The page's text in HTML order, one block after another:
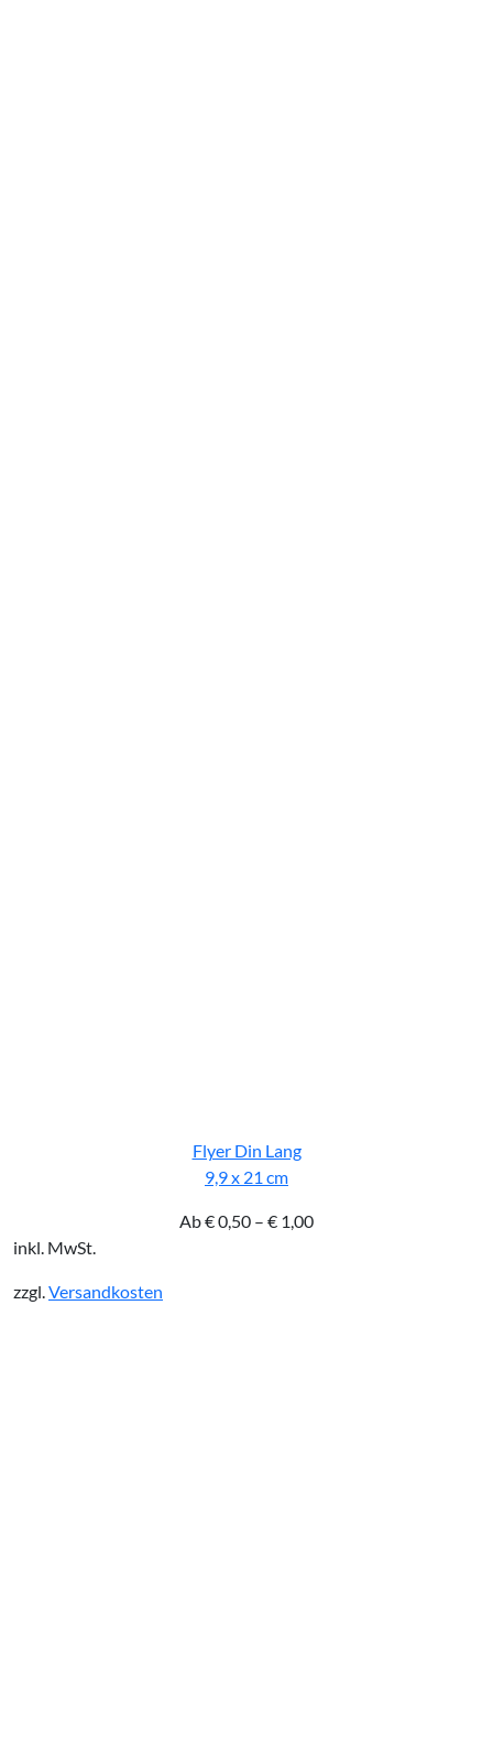
Flyer Din Lang
9,9 x 21 cm
Ab€0,50 – € 1,00
inkl. MwSt.
zzgl.Versandkosten